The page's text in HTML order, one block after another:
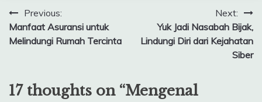
Post
navigation
Previous:
Manfaat Asuransi untuk
Melindungi Rumah Tercinta
Next:
Yuk Jadi Nasabah Bijak,
Lindungi Diri dari Kejahatan
Siber
17 thoughts on “Mengenal